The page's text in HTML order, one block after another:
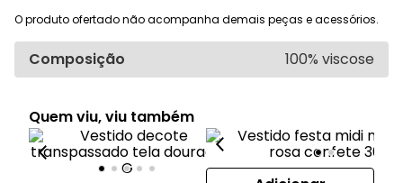
O produto ofertado não acompanha demais peças e acessórios.
Composição 100% viscose
Quem viu, viu também